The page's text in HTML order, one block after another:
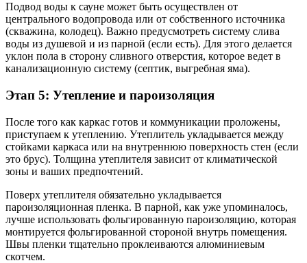
Подвод воды к сауне может быть осуществлен от
центрального водопровода или от собственного источника
(скважина, колодец). Важно предусмотреть систему слива
воды из душевой и из парной (если есть). Для этого делается
уклон пола в сторону сливного отверстия, которое ведет в
канализационную систему (септик, выгребная яма).
Этап 5: Утепление и пароизоляция
После того как каркас готов и коммуникации проложены,
приступаем к утеплению. Утеплитель укладывается между
стойками каркаса или на внутреннюю поверхность стен (если
это брус). Толщина утеплителя зависит от климатической
зоны и ваших предпочтений.
Поверх утеплителя обязательно укладывается
пароизоляционная пленка. В парной, как уже упоминалось,
лучше использовать фольгированную пароизоляцию, которая
монтируется фольгированной стороной внутрь помещения.
Швы пленки тщательно проклеиваются алюминиевым
скотчем.